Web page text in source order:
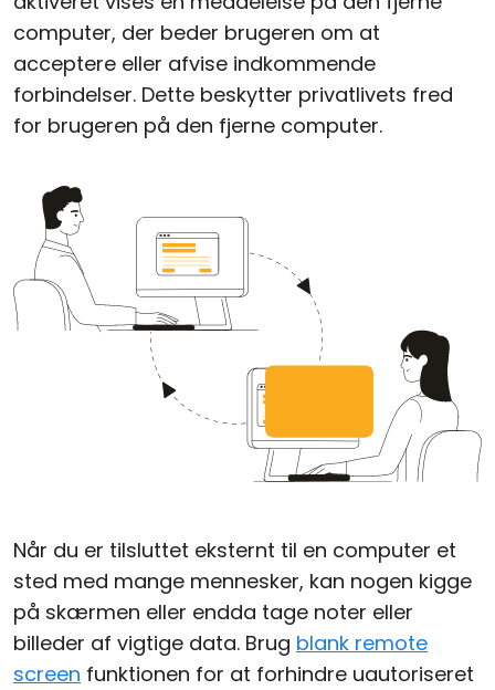
computer, der beder brugeren om at
acceptere eller afvise indkommende
forbindelser. Dette beskytter privatlivets fred
for brugeren på den fjerne computer.
Når du er tilsluttet eksternt til en computer et
sted med mange mennesker, kan nogen kigge
på skærmen eller endda tage noter eller
billeder af vigtige data. Brug blank remote
screen funktionen for at forhindre uautoriseret